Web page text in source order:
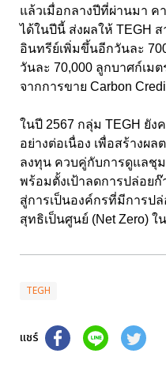
แล้วเมื่อกลางปีที่ผ่านมา ค
ได้ในปีนี้ ส่งผลให้ TEGH
อินทรีย์เพิ่มขึ้นอีกวันละ
วันละ 70,000 ลูกบาศก์เม
จากการขาย Carbon
ในปี 2567 กลุ่ม TEGH ยั
อย่างต่อเนื่อง เพื่อสร้างผ
ลงทุน ควบคู่กับการดูแลชุ
พร้อมตั้งเป้าลดการปล่อย
สู่การเป็นองค์กรที่มีการป
สุทธิเป็นศูนย์ (Net Zero) ใ
TEGH
แชร์